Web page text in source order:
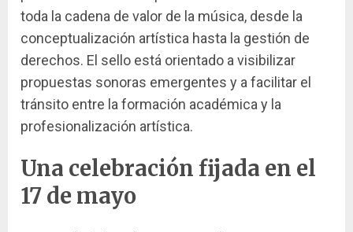
toda la cadena de valor de la música, desde la
conceptualización artística hasta la gestión de
derechos. El sello está orientado a visibilizar
propuestas sonoras emergentes y a facilitar el
tránsito entre la formación académica y la
profesionalización artística.
Una celebración fijada en el
17 de mayo